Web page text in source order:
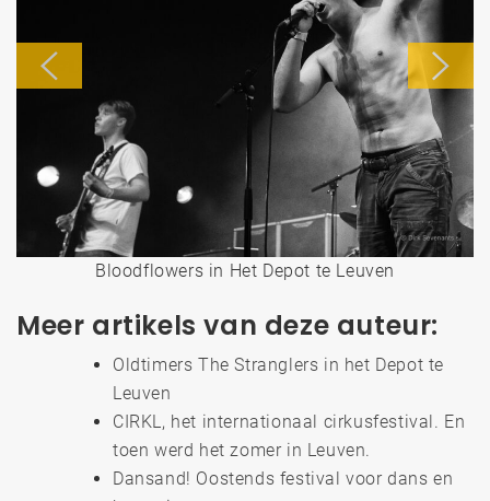
Bloodflowers in Het Depot te Leuven
Meer artikels van deze auteur:
Oldtimers The Stranglers in het Depot te
Leuven
CIRKL, het internationaal cirkusfestival. En
toen werd het zomer in Leuven.
Dansand! Oostends festival voor dans en